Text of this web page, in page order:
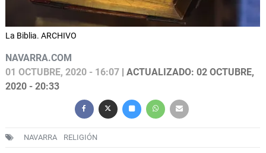
La Biblia. ARCHIVO
NAVARRA.COM
01 OCTUBRE, 2020 - 16:07 | ACTUALIZADO: 02 OCTUBRE,
2020 - 20:33
NAVARRA RELIGIÓN